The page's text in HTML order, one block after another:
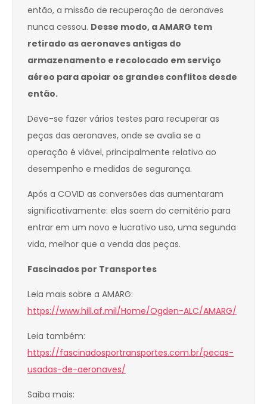
então, a missão de recuperação de aeronaves
nunca cessou. Desse modo, a AMARG tem
retirado as aeronaves antigas do
armazenamento e recolocado em serviço
aéreo para apoiar os grandes conflitos desde
então.
Deve-se fazer vários testes para recuperar as
peças das aeronaves, onde se avalia se a
operação é viável, principalmente relativo ao
desempenho e medidas de segurança.
Após a COVID as conversões das aumentaram
significativamente: elas saem do cemitério para
entrar em um novo e lucrativo uso, uma segunda
vida, melhor que a venda das peças.
Fascinados por Transportes
Leia mais sobre a AMARG:
https://www.hill.af.mil/Home/Ogden-ALC/AMARG/
Leia também:
https://fascinadosportransportes.com.br/pecas-
usadas-de-aeronaves/
Saiba mais: